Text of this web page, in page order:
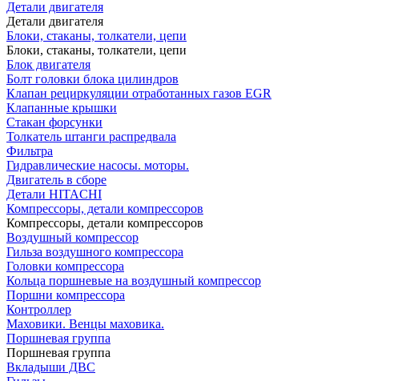
Детали двигателя
Детали двигателя
Блоки, стаканы, толкатели, цепи
Блоки, стаканы, толкатели, цепи
Блок двигателя
Болт головки блока цилиндров
Клапан рециркуляции отработанных газов EGR
Клапанные крышки
Стакан форсунки
Толкатель штанги распредвала
Фильтра
Гидравлические насосы. моторы.
Двигатель в сборе
Детали HITACHI
Компрессоры, детали компрессоров
Компрессоры, детали компрессоров
Воздушный компрессор
Гильза воздушного компрессора
Головки компрессора
Кольца поршневые на воздушный компрессор
Поршни компрессора
Контроллер
Маховики. Венцы маховика.
Поршневая группа
Поршневая группа
Вкладыши ДВС